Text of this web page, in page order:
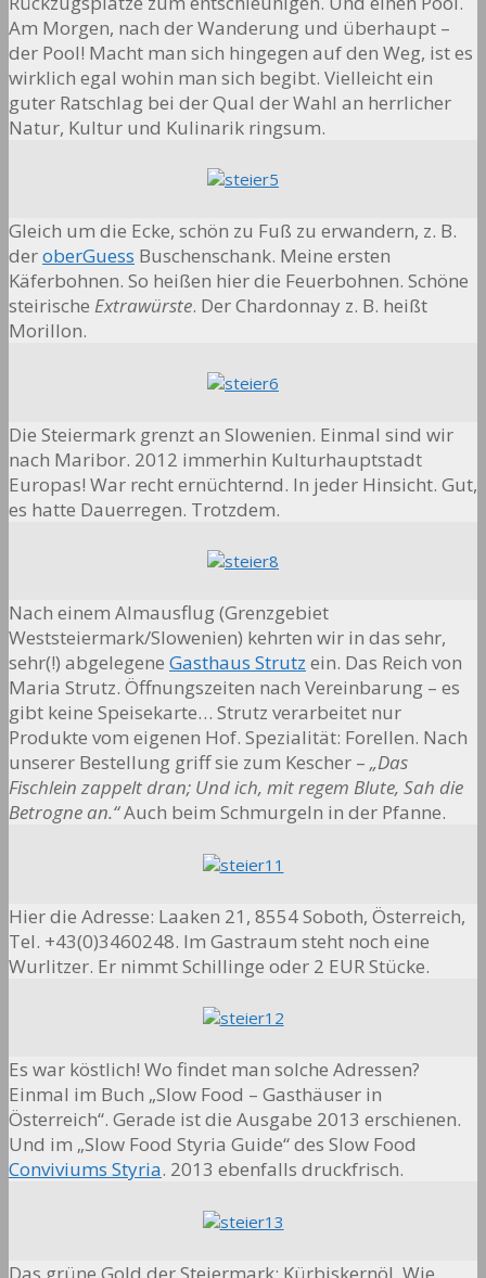
Am Morgen, nach der Wanderung und überhaupt –
der Pool! Macht man sich hingegen auf den Weg, ist es
wirklich egal wohin man sich begibt. Vielleicht ein
guter Ratschlag bei der Qual der Wahl an herrlicher
Natur, Kultur und Kulinarik ringsum.
Gleich um die Ecke, schön zu Fuß zu erwandern, z. B.
deroberGuess Buschenschank. Meine ersten
Käferbohnen. So heißen hier die Feuerbohnen. Schöne
steirische Extrawürste. Der Chardonnay z. B. heißt
Morillon.
Die Steiermark grenzt an Slowenien. Einmal sind wir
nach Maribor. 2012 immerhin Kulturhauptstadt
Europas! War recht ernüchternd. In jeder Hinsicht. Gut,
es hatte Dauerregen. Trotzdem.
Nach einem Almausflug (Grenzgebiet
Weststeiermark/Slowenien) kehrten wir in das sehr,
sehr(!) abgelegene Gasthaus Strutz ein. Das Reich von
Maria Strutz. Öffnungszeiten nach Vereinbarung – es
gibt keine Speisekarte… Strutz verarbeitet nur
Produkte vom eigenen Hof. Spezialität: Forellen. Nach
unserer Bestellung griff sie zum Kescher – „Das
Fischlein zappelt dran; Und ich, mit regem Blute, Sah die
Betrogne an.“Auch beim Schmurgeln in der Pfanne.
Hier die Adresse: Laaken 21, 8554 Soboth, Österreich,
Tel. +43(0)3460248. Im Gastraum steht noch eine
Wurlitzer. Er nimmt Schillinge oder 2 EUR Stücke.
Es war köstlich! Wo findet man solche Adressen?
Einmal im Buch „Slow Food – Gasthäuser in
Österreich“. Gerade ist die Ausgabe 2013 erschienen.
Und im „Slow Food Styria Guide“ des Slow Food
Conviviums Styria. 2013 ebenfalls druckfrisch.
Das grüne Gold der Steiermark: Kürbiskernöl. Wie